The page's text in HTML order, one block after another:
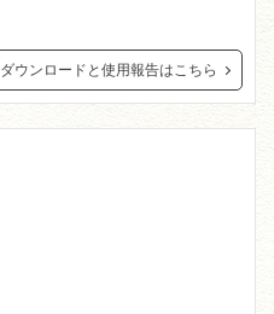
ダウンロードと使用報告はこちら